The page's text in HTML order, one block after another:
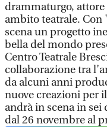
drammaturgo,
ambito teatrale.
scena un progetto
bella del mondo
Centro Teatrale
collaborazione tra
da alcuni anni
nuove creazioni per
andrà in scena in sei
dal 26 novembre al